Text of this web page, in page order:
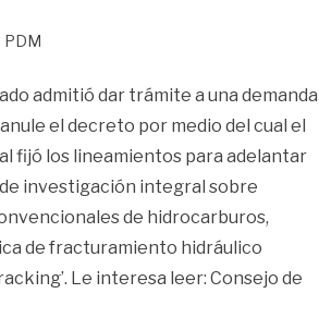
PDM
admitió dar trámite a una demanda
el decreto por medio del cual el
fijó los lineamientos para adelantar
investigación integral sobre
de hidrocarburos,
de fracturamiento hidráulico
Le interesa leer: Consejo de